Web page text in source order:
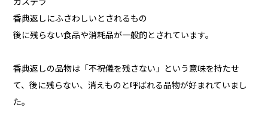
カステラ
香典返しにふさわしいとされるもの
後に残らない食品や消耗品が一般的とされています。
香典返しの品物は「不祝儀を残さない」という意味を持たせ
て、後に残らない、消えものと呼ばれる品物が好まれていまし
た。